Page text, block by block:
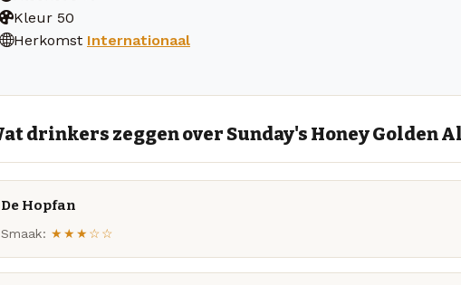
Kleur 50
Herkomst Internationaal
drinkers zeggen over Sunday's Honey Golden
De Hopfan
Smaak: ★★★☆☆